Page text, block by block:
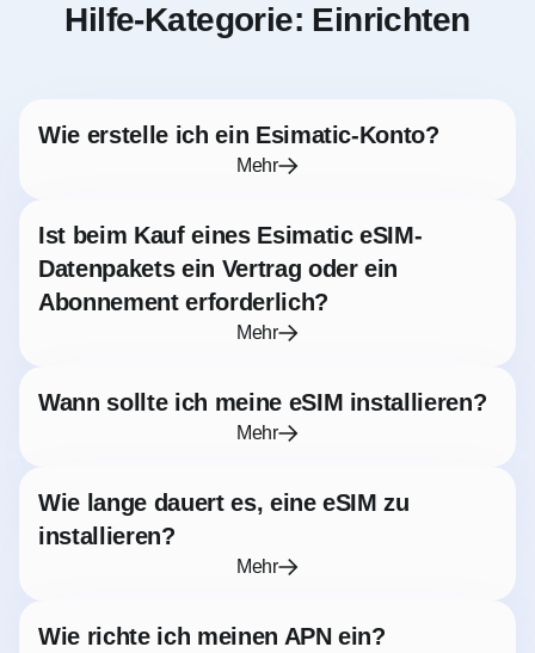
Hilfe-Kategorie: Einrichten
Wie erstelle ich ein Esimatic-Konto?
Mehr
Ist beim Kauf eines Esimatic eSIM-
Datenpakets ein Vertrag oder ein
Abonnement erforderlich?
Mehr
Wann sollte ich meine eSIM installieren?
Mehr
Wie lange dauert es, eine eSIM zu
installieren?
Mehr
Wie richte ich meinen APN ein?